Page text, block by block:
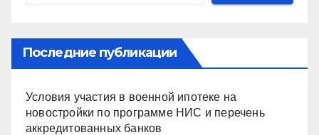
Последние публикации
Условия участия в военной ипотеке на
новостройки по программе НИС и перечень
аккредитованных банков